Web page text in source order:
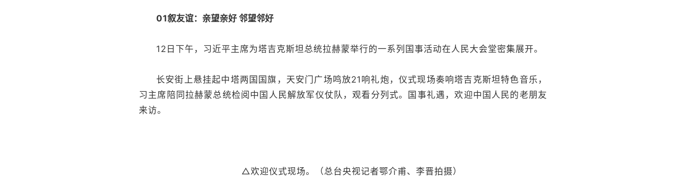
01叙友谊：亲望亲好 邻望邻好
12日下午，习近平主席为塔吉克斯坦总统拉赫蒙举行的一系列国事活动在人民大会堂密集展开。
长安街上悬挂起中塔两国国旗，天安门广场鸣放21响礼炮，仪式现场奏响塔吉克斯坦特色音乐，
习主席陪同拉赫蒙总统检阅中国人民解放军仪仗队，观看分列式。国事礼遇，欢迎中国人民的老朋友
来访。
△欢迎仪式现场。（总台央视记者鄂介甫、李晋拍摄）